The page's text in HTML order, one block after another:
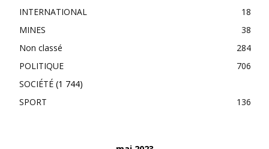
INTERNATIONAL
18
MINES
38
Non classé
284
POLITIQUE
706
SOCIÉTÉ (1 744)
SPORT
136